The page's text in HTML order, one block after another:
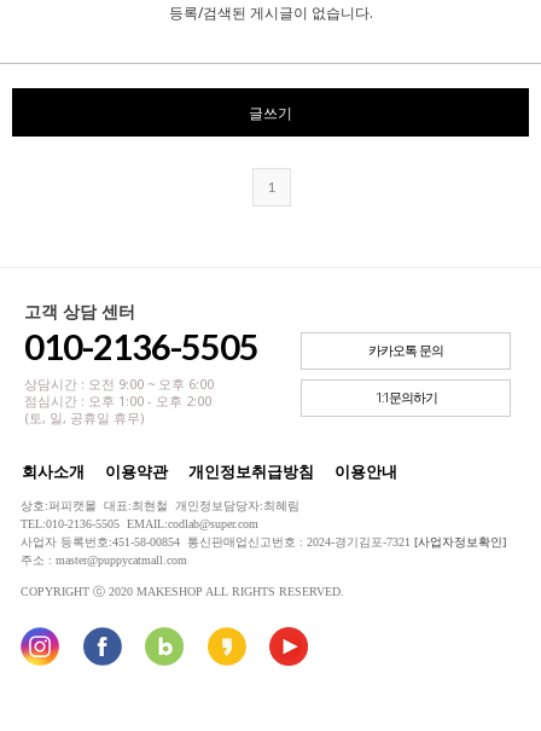
등록/검색된 게시글이 없습니다.
글쓰기
1
고객 상담 센터
010-2136-5505
상담시간 : 오전 9:00 ~ 오후 6:00
점심시간 : 오후 1:00 - 오후 2:00
(토, 일, 공휴일 휴무)
카카오톡 문의
1:1문의하기
회사소개 이용약관 개인정보취급방침 이용안내
상호:퍼피캣몰 대표:최현철 개인정보담당자:최혜림
TEL:010-2136-5505 EMAIL:codlab@super.com
사업자 등록번호:451-58-00854 통신판매업신고번호 : 2024-경기김포-7321 [사업자정보확인]
주소 : master@puppycatmall.com
COPYRIGHT ⓒ 2020 MAKESHOP ALL RIGHTS RESERVED.